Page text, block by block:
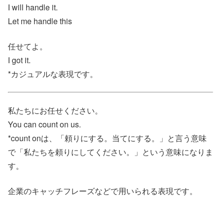
I will handle it.
Let me handle this
任せてよ。
I got it.
*カジュアルな表現です。
私たちにお任せください。
You can count on us.
*count onは、「頼りにする。当てにする。」と言う意味
で「私たちを頼りにしてください。」という意味になりま
す。
企業のキャッチフレーズなどで用いられる表現です。